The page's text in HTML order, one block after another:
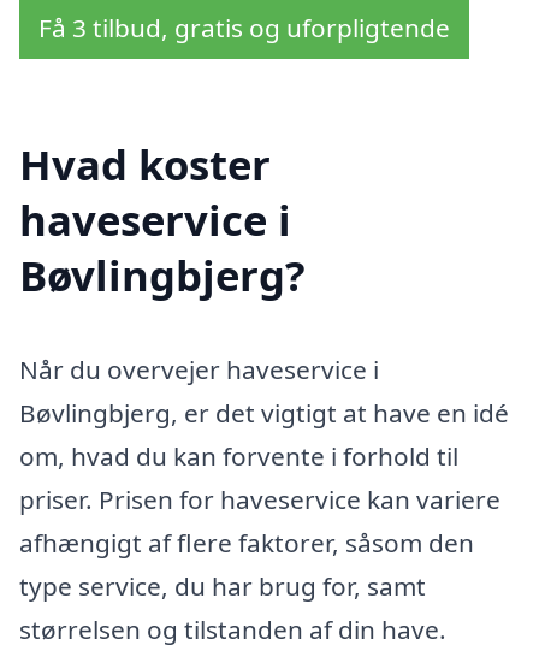
Få 3 tilbud, gratis og uforpligtende
Hvad koster
haveservice i
Bøvlingbjerg?
Når du overvejer haveservice i
Bøvlingbjerg, er det vigtigt at have en idé
om, hvad du kan forvente i forhold til
priser. Prisen for haveservice kan variere
afhængigt af flere faktorer, såsom den
type service, du har brug for, samt
størrelsen og tilstanden af din have.